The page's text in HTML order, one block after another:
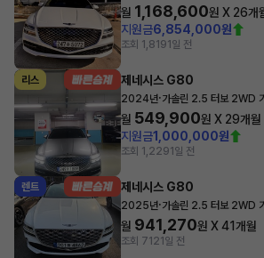
월 1,168,600원 X 26개
지원금6,854,000원
조회 1,8191일 전
리스 제네시스 G80
2024년·가솔린 2.5 터보 2WD
월 549,900원 X 29개월
지원금1,000,000원
조회 1,2291일 전
렌트 제네시스 G80
2025년·가솔린 2.5 터보 2WD
월 941,270원 X41개월
조회 7121일 전